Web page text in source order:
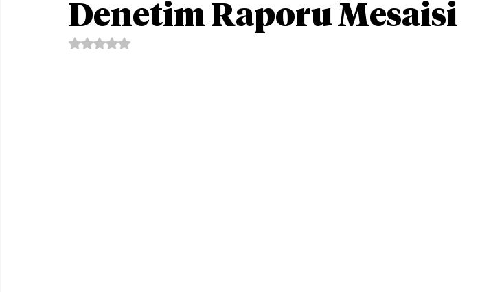
Denetim Raporu Mesaisi
5 üzerinden NaN yıldız